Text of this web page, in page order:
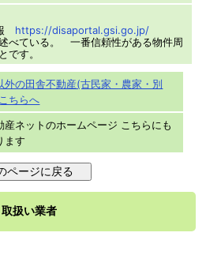
https://disaportal.gsi.go.jp/
べている。 一番信頼性がある物件周
です。
外の田舎不動産(古民家・農家・別
ちらへ
産ネットのホームページ こちらにも
ます
取扱い業者